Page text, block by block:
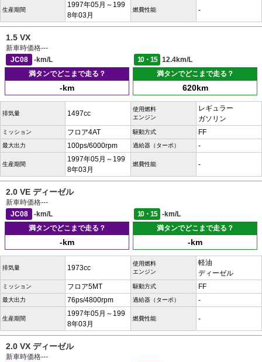
生産期間
1997年05月～199
8年03月
燃費性能 -
1.5 VX
新車時価格---
JC08
-km/L 10・15
12.4km/L
満タンでどこまで走る？
-km
満タンでどこまで走る？
620km
排気量 1497cc
使用燃料
エンジン
レギュラー
ガソリン
ミッション フロア4AT 駆動方式 FF
最大出力 100ps/6000rpm 過給器（ターボ） -
生産期間
1997年05月～199
8年03月
燃費性能 -
2.0 VE ディーゼル
新車時価格---
JC08
-km/L 10・15
-km/L
満タンでどこまで走る？
-km
満タンでどこまで走る？
-km
排気量 1973cc
使用燃料
エンジン
軽油
ディーゼル
ミッション フロア5MT 駆動方式 FF
最大出力 76ps/4800rpm 過給器（ターボ） -
生産期間
1997年05月～199
8年03月
燃費性能 -
2.0 VX ディーゼル
新車時価格---